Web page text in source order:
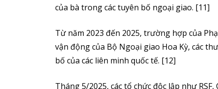
của bà trong các tuyên bố ngoại giao. [11]
Từ năm 2023 đến 2025, trường hợp của
vận động của Bộ Ngoại giao Hoa Kỳ, các
bố của các liên minh quốc tế. [12]
Tháng 5/2025, các tổ chức độc lập như RSF,